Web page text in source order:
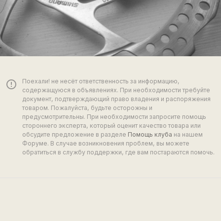
error_outline
Поехали! не несёт ответственность за информацию,
содержащуюся в объявлениях. При необходимости требуйте
документ, подтверждающий право владения и распоряжения
товаром. Пожалуйста, будьте осторожны и
предусмотрительны. При необходимости запросите помощь
стороннего эксперта, который оценит качество товара или
обсудите предложение в разделе Помощь клуба на нашем
Форуме. В случае возникновения проблем, вы можете
обратиться в службу поддержки, где вам постараются помочь.